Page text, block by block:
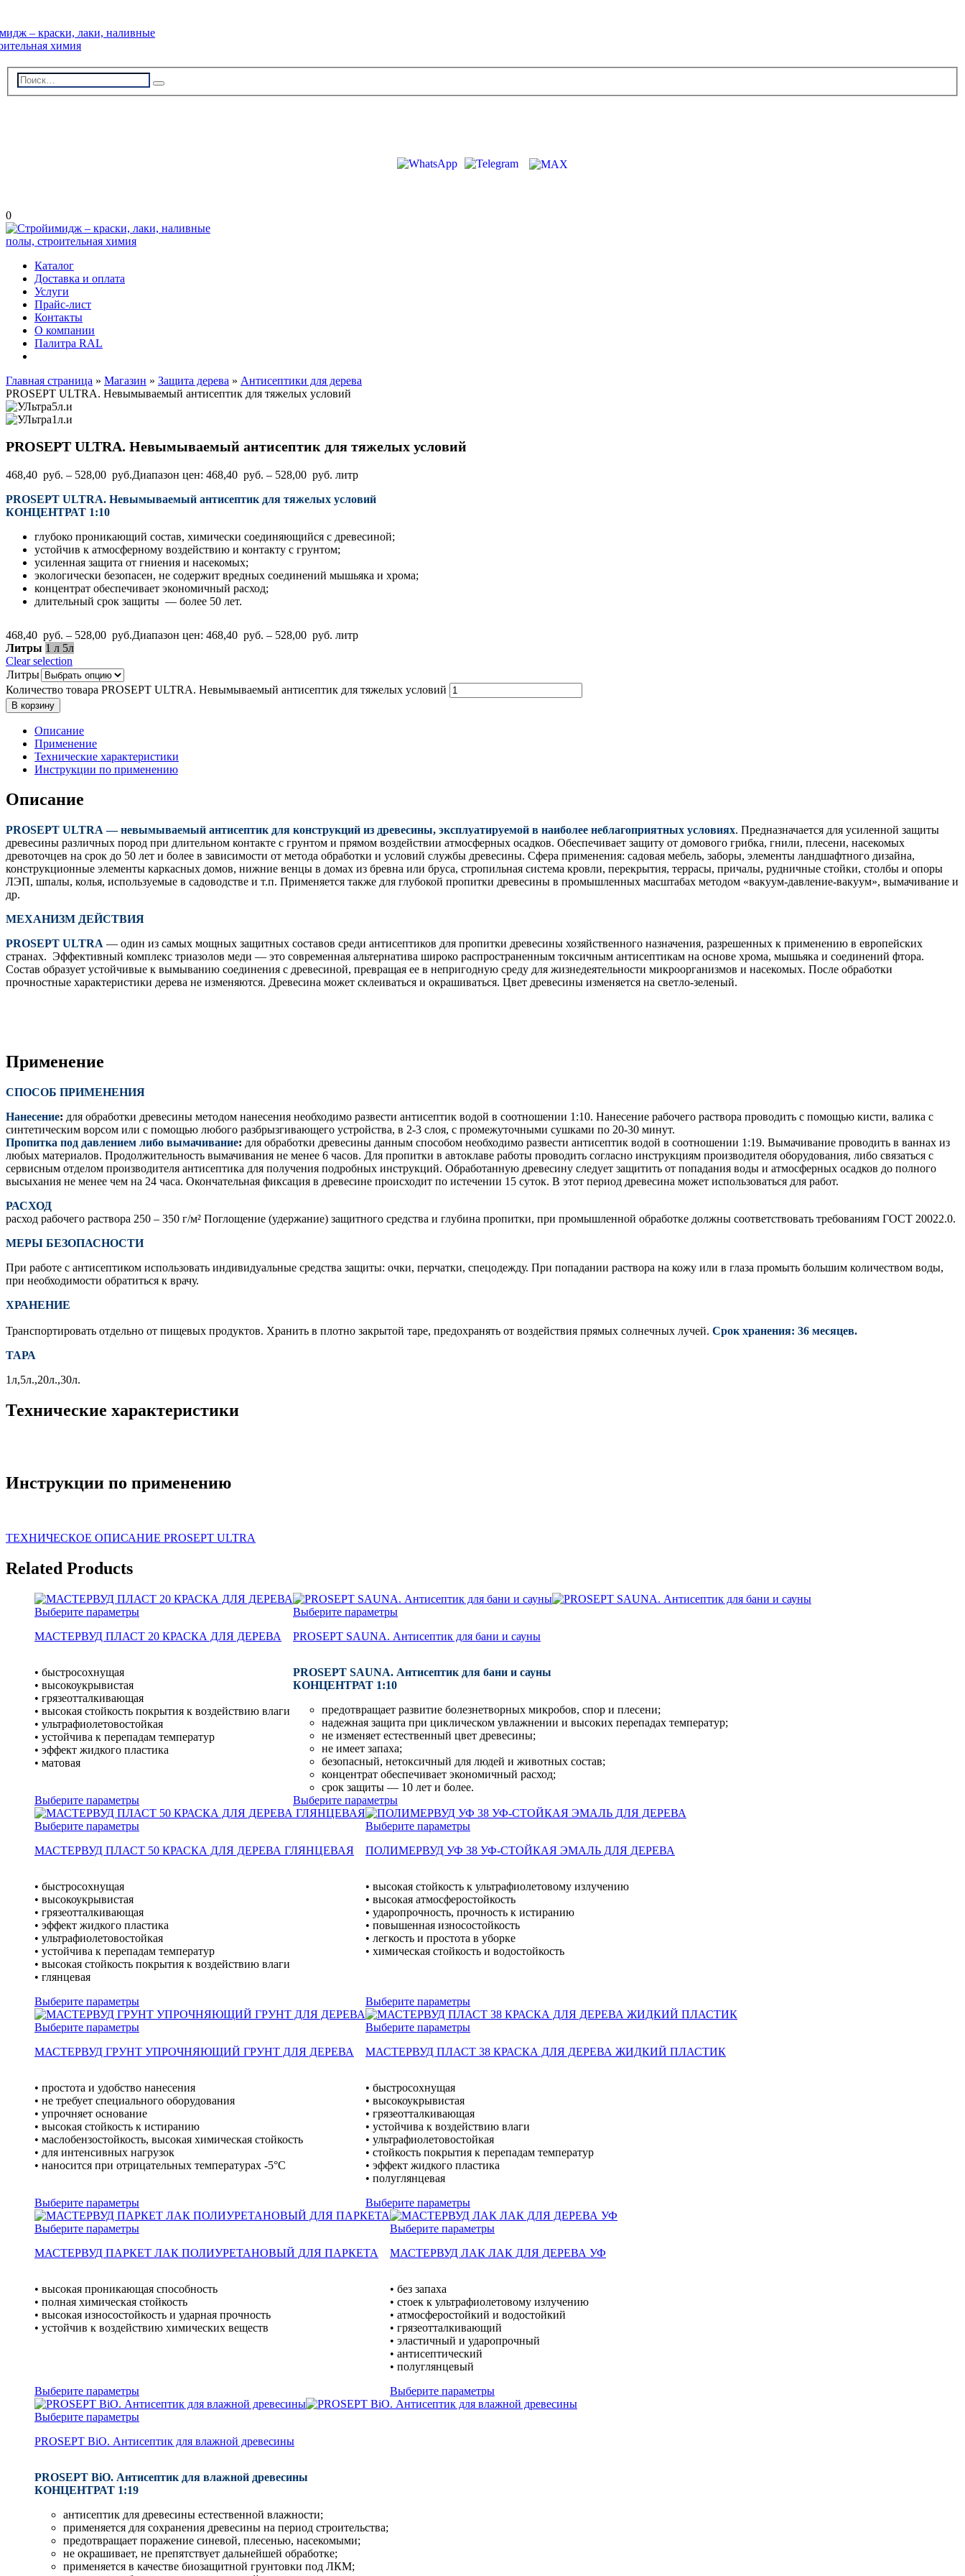
0
Каталог
Доставка и оплата
Услуги
Прайс-лист
Контакты
О компании
Палитра RAL
Главная страница » Магазин » Защита дерева » Антисептики для дерева
PROSEPT ULTRA. Невымываемый антисептик для тяжелых условий
PROSEPT ULTRA. Невымываемый антисептик для тяжелых условий
468,40 руб. – 528,00 руб.Диапазон цен: 468,40 руб. – 528,00 руб. литр
PROSEPT ULTRA. Невымываемый антисептик для тяжелых условий
КОНЦЕНТРАТ 1:10
глубоко проникающий состав, химически соединяющийся с древесиной;
устойчив к атмосферному воздействию и контакту с грунтом;
усиленная защита от гниения и насекомых;
экологически безопасен, не содержит вредных соединений мышьяка и хрома;
концентрат обеспечивает экономичный расход;
длительный срок защиты — более 50 лет.
468,40 руб. – 528,00 руб.Диапазон цен: 468,40 руб. – 528,00 руб. литр
Литры 1 л 5л
Clear selection
Литры
Количество товара PROSEPT ULTRA. Невымываемый антисептик для тяжелых условий
В корзину
Описание
Применение
Технические характеристики
Инструкции по применению
Описание
PROSEPT ULTRA — невымываемый антисептик для конструкций из древесины, эксплуатируемой в наиболее неблагоприятных условиях. Предназначается для усиленной защиты
древесины различных пород при длительном контакте с грунтом и прямом воздействии атмосферных осадков. Обеспечивает защиту от домового грибка, гнили, плесени, насекомых
древоточцев на срок до 50 лет и более в зависимости от метода обработки и условий службы древесины. Сфера применения: садовая мебель, заборы, элементы ландшафтного дизайна,
конструкционные элементы каркасных домов, нижние венцы в домах из бревна или бруса, стропильная система кровли, перекрытия, террасы, причалы, рудничные стойки, столбы и опоры
ЛЭП, шпалы, колья, используемые в садоводстве и т.п. Применяется также для глубокой пропитки древесины в промышленных масштабах методом «вакуум-давление-вакуум», вымачивание и
др.
МЕХАНИЗМ ДЕЙСТВИЯ
PROSEPT ULTRA — один из самых мощных защитных составов среди антисептиков для пропитки древесины хозяйственного назначения, разрешенных к применению в европейских
странах. Эффективный комплекс триазолов меди — это современная альтернатива широко распространенным токсичным антисептикам на основе хрома, мышьяка и соединений фтора.
Состав образует устойчивые к вымыванию соединения с древесиной, превращая ее в непригодную среду для жизнедеятельности микроорганизмов и насекомых. После обработки
прочностные характеристики дерева не изменяются. Древесина может склеиваться и окрашиваться. Цвет древесины изменяется на светло-зеленый.
Применение
СПОСОБ ПРИМЕНЕНИЯ
Нанесение: для обработки древесины методом нанесения необходимо развести антисептик водой в соотношении 1:10. Нанесение рабочего раствора проводить с помощью кисти, валика с
синтетическим ворсом или с помощью любого разбрызгивающего устройства, в 2-3 слоя, с промежуточными сушками по 20-30 минут.
Пропитка под давлением либо вымачивание: для обработки древесины данным способом необходимо развести антисептик водой в соотношении 1:19. Вымачивание проводить в ваннах из
любых материалов. Продолжительность вымачивания не менее 6 часов. Для пропитки в автоклаве работы проводить согласно инструкциям производителя оборудования, либо связаться с
сервисным отделом производителя антисептика для получения подробных инструкций. Обработанную древесину следует защитить от попадания воды и атмосферных осадков до полного
высыхания не менее чем на 24 часа. Окончательная фиксация в древесине происходит по истечении 15 суток. В этот период древесина может использоваться для работ.
РАСХОД
расход рабочего раствора 250 – 350 г/м² Поглощение (удержание) защитного средства и глубина пропитки, при промышленной обработке должны соответствовать требованиям ГОСТ 20022.0.
МЕРЫ БЕЗОПАСНОСТИ
При работе с антисептиком использовать индивидуальные средства защиты: очки, перчатки, спецодежду. При попадании раствора на кожу или в глаза промыть большим количеством воды,
при необходимости обратиться к врачу.
ХРАНЕНИЕ
Транспортировать отдельно от пищевых продуктов. Хранить в плотно закрытой таре, предохранять от воздействия прямых солнечных лучей. Срок хранения: 36 месяцев.
ТАРА
1л,5л.,20л.,30л.
Технические характеристики
Инструкции по применению
ТЕХНИЧЕСКОЕ ОПИСАНИЕ PROSEPT ULTRA
Related Products
Выберите параметры
МАСТЕРВУД ПЛАСТ 20 КРАСКА ДЛЯ ДЕРЕВА
• быстросохнущая
• высокоукрывистая
• грязеотталкивающая
• высокая стойкость покрытия к воздействию влаги
• ультрафиолетовостойкая
• устойчива к перепадам температур
• эффект жидкого пластика
• матовая
Выберите параметры
Выберите параметры
PROSEPT SAUNA. Антисептик для бани и сауны
PROSEPT SAUNA. Антисептик для бани и сауны
КОНЦЕНТРАТ 1:10
предотвращает развитие болезнетворных микробов, спор и плесени;
надежная защита при циклическом увлажнении и высоких перепадах температур;
не изменяет естественный цвет древесины;
не имеет запаха;
безопасный, нетоксичный для людей и животных состав;
концентрат обеспечивает экономичный расход;
срок защиты — 10 лет и более.
Выберите параметры
Выберите параметры
МАСТЕРВУД ПЛАСТ 50 КРАСКА ДЛЯ ДЕРЕВА ГЛЯНЦЕВАЯ
• быстросохнущая
• высокоукрывистая
• грязеотталкивающая
• эффект жидкого пластика
• ультрафиолетовостойкая
• устойчива к перепадам температур
• высокая стойкость покрытия к воздействию влаги
• глянцевая
Выберите параметры
Выберите параметры
ПОЛИМЕРВУД УФ 38 УФ-СТОЙКАЯ ЭМАЛЬ ДЛЯ ДЕРЕВА
• высокая стойкость к ультрафиолетовому излучению
• высокая атмосферостойкость
• ударопрочность, прочность к истиранию
• повышенная износостойкость
• легкость и простота в уборке
• химическая стойкость и водостойкость
Выберите параметры
Выберите параметры
МАСТЕРВУД ГРУНТ УПРОЧНЯЮЩИЙ ГРУНТ ДЛЯ ДЕРЕВА
• простота и удобство нанесения
• не требует специального оборудования
• упрочняет основание
• высокая стойкость к истиранию
• маслобензостойкость, высокая химическая стойкость
• для интенсивных нагрузок
• наносится при отрицательных температурах -5°С
Выберите параметры
Выберите параметры
МАСТЕРВУД ПЛАСТ 38 КРАСКА ДЛЯ ДЕРЕВА ЖИДКИЙ ПЛАСТИК
• быстросохнущая
• высокоукрывистая
• грязеотталкивающая
• устойчива к воздействию влаги
• ультрафиолетовостойкая
• стойкость покрытия к перепадам температур
• эффект жидкого пластика
• полуглянцевая
Выберите параметры
Выберите параметры
МАСТЕРВУД ПАРКЕТ ЛАК ПОЛИУРЕТАНОВЫЙ ДЛЯ ПАРКЕТА
• высокая проникающая способность
• полная химическая стойкость
• высокая износостойкость и ударная прочность
• устойчив к воздействию химических веществ
Выберите параметры
Выберите параметры
МАСТЕРВУД ЛАК ЛАК ДЛЯ ДЕРЕВА УФ
• без запаха
• стоек к ультрафиолетовому излучению
• атмосферостойкий и водостойкий
• грязеотталкивающий
• эластичный и ударопрочный
• антисептический
• полуглянцевый
Выберите параметры
Выберите параметры
PROSEPT BiO. Антисептик для влажной древесины
PROSEPT BiO. Антисептик для влажной древесины
КОНЦЕНТРАТ 1:19
антисептик для древесины естественной влажности;
применяется для сохранения древесины на период строительства;
предотвращает поражение синевой, плесенью, насекомыми;
не окрашивает, не препятствует дальнейшей обработке;
применяется в качестве биозащитной грунтовки под ЛКМ;